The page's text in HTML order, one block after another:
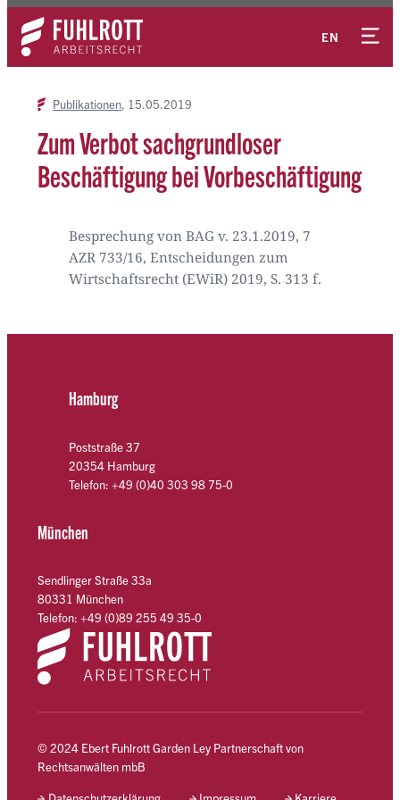
Zum
Inhalt
springen
EN
Kontakt
Publikationen 15.05.2019
Zum Verbot sachgrundloser
Beschäftigung bei Vorbeschäftigung
Besprechung von BAG v. 23.1.2019, 7
AZR 733/16, Entscheidungen zum
Wirtschaftsrecht (EWiR) 2019, S. 313 f.
Hamburg
Poststraße 37
20354 Hamburg
Telefon: +49 (0)40 303 98 75-0
München
Sendlinger Straße 33a
80331 München
Telefon: +49 (0)89 255 49 35-0
© 2024 Ebert Fuhlrott Garden Ley Partnerschaft von
Rechtsanwälten mbB